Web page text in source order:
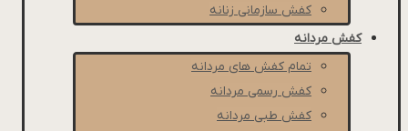
کفش سازمانی زنانه
کفش مردانه
تمام کفش های مردانه
کفش رسمی مردانه
کفش طبی مردانه